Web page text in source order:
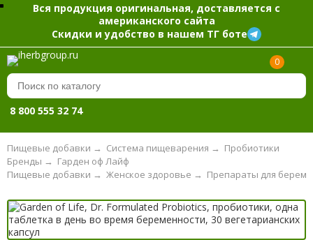
Вся продукция оригинальная, доставляется с
американского сайта
Скидки и удобство в нашем ТГ боте
0
8 800 555 32 74
Пищевые добавки → Система пищеварения → Пробиотики
Гарден оф Лайф
Бренды →
Препараты для
Женское здоровье →
Пищевые добавки →